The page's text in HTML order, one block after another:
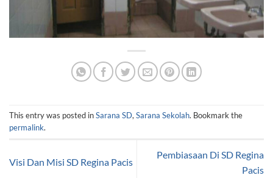
This entry was posted inSarana SD, Sarana Sekolah. Bookmark the
permalink.
Visi Dan Misi SD Regina Pacis
Pembiasaan Di SD Regina
Pacis